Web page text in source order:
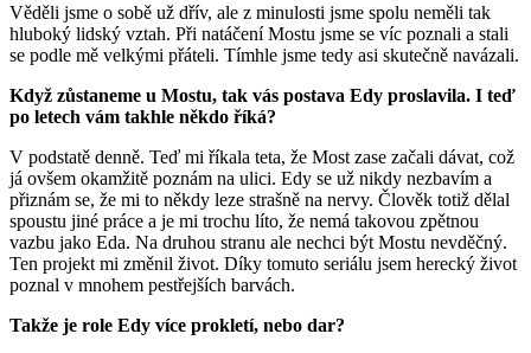
Věděli jsme o sobě už dřív, ale z minulosti jsme spolu neměli tak
hluboký lidský vztah. Při natáčení Mostu jsme se víc poznali a stali
se podle mě velkými přáteli. Tímhle jsme tedy asi skutečně navázali.
Když zůstaneme u Mostu, tak vás postava Edy proslavila. I teď
po letech vám takhle někdo říká?
V podstatě denně. Teď mi říkala teta, že Most zase začali dávat, což
já ovšem okamžitě poznám na ulici. Edy se už nikdy nezbavím a
přiznám se, že mi to někdy leze strašně na nervy. Člověk totiž dělal
spoustu jiné práce a je mi trochu líto, že nemá takovou zpětnou
vazbu jako Eda. Na druhou stranu ale nechci být Mostu nevděčný.
Ten projekt mi změnil život. Díky tomuto seriálu jsem herecký život
poznal v mnohem pestřejších barvách.
Takže je role Edy více prokletí, nebo dar?